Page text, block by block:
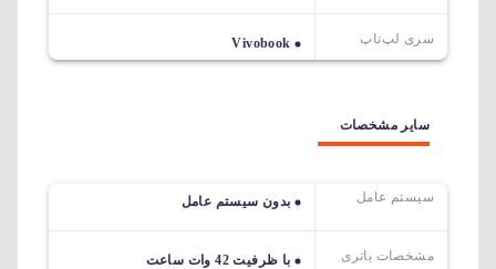
سری لپ‌تاپ Vivobook
سایر مشخصات
سیستم عامل بدون سیستم عامل
مشخصات باتری با ظرفیت 42 وات ساعت